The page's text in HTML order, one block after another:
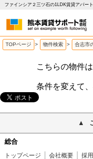
TOPページ > 物件検索 > 合志市
こちらの物件
条件を変えて
総合
トップページ 会社概要 採